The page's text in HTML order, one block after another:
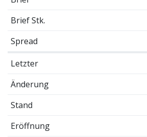
Brief Stk.
Spread
Letzter
Änderung
Stand
Eröffnung